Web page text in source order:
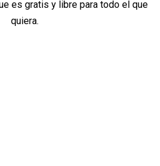
es gratis y libre para todo el que
quiera.